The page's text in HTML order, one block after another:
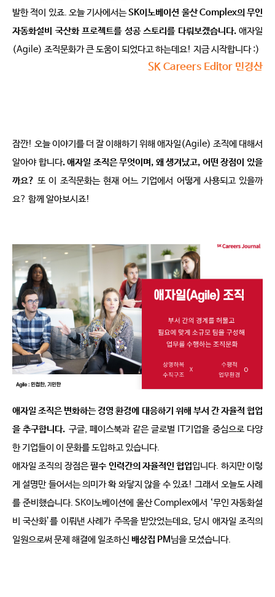
발한 적이 있죠. 오늘 기사에서는 SK이노베이션 울산 Complex의 무인
자동화설비 국산화 프로젝트를 성공 스토리를 다뤄보겠습니다. 애자일
(Agile) 조직문화가 큰 도움이 되었다고 하는데요! 지금 시작합니다 :)
SK Careers Editor 민경산
잠깐! 오늘 이야기를 더 잘 이해하기 위해 애자일(Agile) 조직에 대해서
알아야 합니다. 애자일 조직은 무엇이며 , 왜 생겨났고, 어떤 장점이 있을
까요? 또 이 조직문화는 현재 어느 기업에서 어떻게 사용되고 있을까
요? 함께 알아보시죠!
애자일 조직은 변화하는 경영 환경에 대응하기 위해 부서 간 자율적 협업
을 추구합니다. 구글, 페이스북과 같은 글로벌 IT기업을 중심으로 다양
한 기업들이 이 문화를 도입하고 있습니다.
애자일 조직의 장점은 필수 인력간의 자율적인 협업입니다. 하지만 이렇
게 설명만 들어서는 의미가 확 와닿지 않을 수 있죠! 그래서 오늘도 사례
를 준비했습니다. SK이노베이션에 울산 Complex에서 ‘무인 자동화설
비 국산화’를 이뤄낸 사례가 주목을 받았었는데요, 당시 애자일 조직의
일원으로써 문제 해결에 일조하신 배상집 PM님을 모셨습니다.